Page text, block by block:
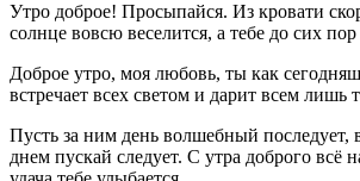
Утро доброе! Просыпайся. Из кровати
солнце вовсю веселится, а тебе до сих пор
Доброе утро, моя любовь, ты как
встречает всех светом и дарит всем лишь
Пусть за ним день волшебный последует,
днем пускай следует. С утра доброго всё